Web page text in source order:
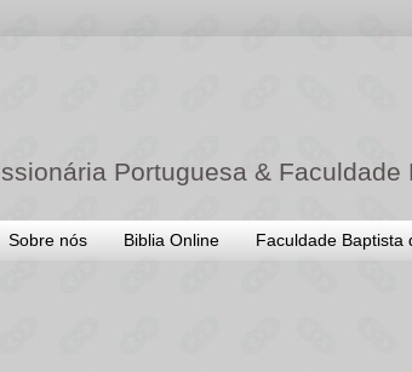
Portuguesa & Faculdade
Sobre nós Biblia Online Faculdade Baptista